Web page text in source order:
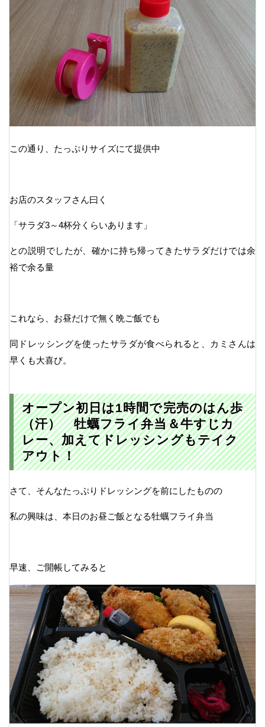
この通り、たっぷりサイズにて提供中
お店のスタッフさん曰く
「サラダ3～4杯分くらいあります」
との説明でしたが、確かに持ち帰ってきたサラダだけでは余
裕で余る量
これなら、お昼だけで無く晩ご飯でも
同ドレッシングを使ったサラダが食べられると、カミさんは
早くも大喜び。
オープン初日は1時間で完売のはん歩
（汗） 牡蠣フライ弁当＆牛すじカ
レー、加えてドレッシングもテイク
アウト！
さて、そんなたっぷりドレッシングを前にしたものの
私の興味は、本日のお昼ご飯となる牡蠣フライ弁当
早速、ご開帳してみると